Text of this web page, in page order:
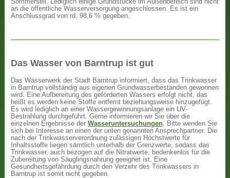
an die öffentliche Wasserversorgung angeschlossen. Es ist ein
Anschlussgrad von rd. 98,6 % gegeben.
Das Wasser von Barntrup ist gut
Das Wasserwerk der Stadt Barntrup informiert, dass das Trinkwasser
in Barntrup vollständig aus eigenen Grundwasserbeständen gewonnen
wird. Eine Aufbereitung des geförderten Wassers erfolgt nicht, das
heißt es werden keine Stoffe entfernt beziehungsweise hinzugefügt.
Es wird lediglich an einer Wassergewinnungsanlage ein UV-
Bestrahlung durchgeführt. Gerne informieren wir Sie über die
einzelnen Ergebnisse derWasseruntersuchungen . Bitte wenden Sie
sich bei Interesse an einen der unten genannten Ansprechpartner. Die
nach der Trinkwasserverordnung zulässigen Höchstwerte für
Inhaltsstoffe liegen sämtlich unterhalb der Grenzwerte, sodass das
Trinkwasser, auch bezogen auf die Nitratwerte, bedenkenlos für die
Zubereitung von Säuglingsnahrung geeignet ist. Eine
Gesundheitsgefährdung durch den Verzehr des Trinkwassers in
Barntrup ist somit nicht gegeben.